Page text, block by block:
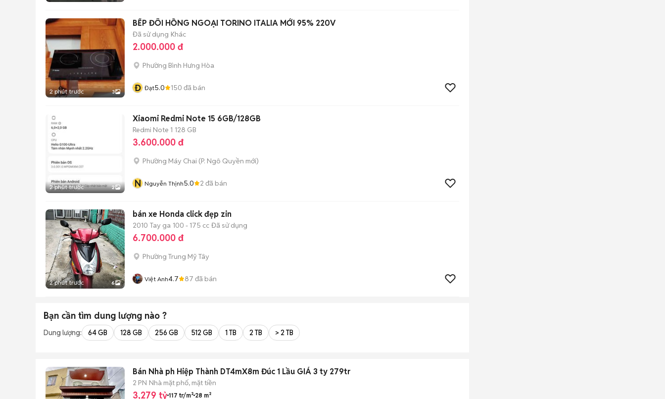
2 phút trước 3
BẾP ĐÔI HỒNG NGOẠI TORINO ITALIA MỚI 95% 220V
Đã sử dụng Khác
2.000.000 đ
Phường Bình Hưng Hòa
Đ Đạt5.0 150 đã bán
2 phút trước 2
Xiaomi Redmi Note 15 6GB/128GB
Redmi Note 1 128 GB
3.600.000 đ
Phường Máy Chai (P. Ngô Quyền mới)
N Nguyễn Thịnh5.0 2 đã bán
2 phút trước 6
bán xe Honda click đẹp zin
2010 Tay ga 100 - 175 cc Đã sử dụng
6.700.000 đ
Phường Trung Mỹ Tây
Việt Anh4.7 87 đã bán
Bạn cần tìm dung lượng nào ?
Dung lượng: 64 GB 128 GB 256 GB 512 GB 1 TB 2 TB > 2 TB
Bán Nhà ph Hiệp Thành DT4mX8m Đúc 1 Lầu GIÁ 3 ty 279tr
2 PN Nhà mặt phố, mặt tiền
3,279 tỷ 117 tr/m² 28 m²